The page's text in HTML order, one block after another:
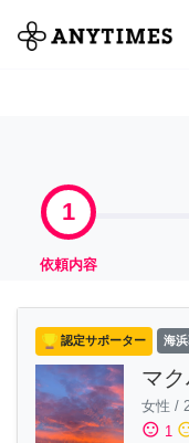
全て
1
依頼内容
認定サポーター 海
マ
女性 /
sentiment_satisfied 1